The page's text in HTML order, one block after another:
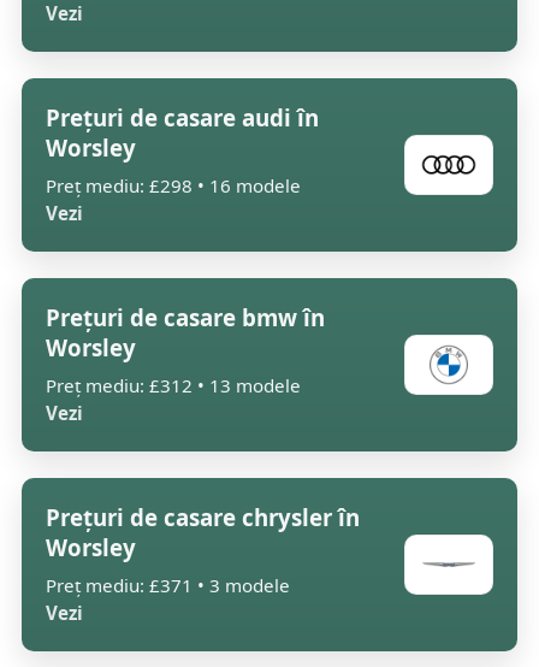
Vezi
Prețuri de casare audi în
Worsley
Preț mediu: £298 • 16 modele
Vezi
Prețuri de casare bmw în
Worsley
Preț mediu: £312 • 13 modele
Vezi
Prețuri de casare chrysler în
Worsley
Preț mediu: £371 • 3 modele
Vezi